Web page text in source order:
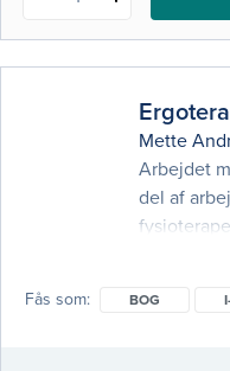
Mette
Arbejdet
del af
fysioterapi
Fås som BOG